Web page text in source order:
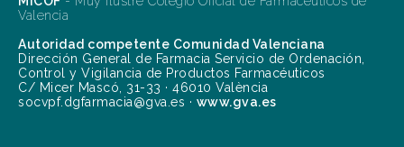
Valencia
Autoridad competente Comunidad Valenciana
Dirección General de Farmacia Servicio de Ordenación,
Control y Vigilancia de Productos Farmacéuticos
C/ Micer Mascó, 31-33 · 46010 València
socvpf.dgfarmacia@gva.es · www.gva.es